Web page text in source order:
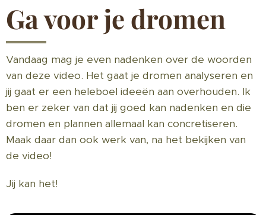
Ga voor je dromen
Vandaag mag je even nadenken over de woorden
van deze video. Het gaat je dromen analyseren en
jij gaat er een heleboel ideeën aan overhouden. Ik
ben er zeker van dat jij goed kan nadenken en die
dromen en plannen allemaal kan concretiseren.
Maak daar dan ook werk van, na het bekijken van
de video!
Jij kan het!